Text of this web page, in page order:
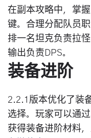
在副本攻略中，掌
键。合理分配队员
排一名坦克负责拉
输出负责DPS。
装备进阶
2.2.1版本优化了装
选择。玩家可以通
获得装备进阶材料